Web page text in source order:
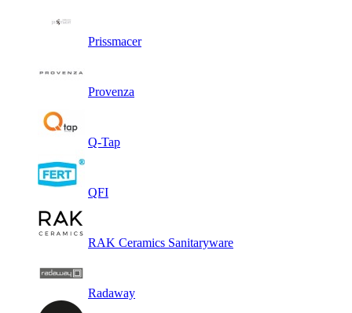
Prissmacer
Provenza
Q-Tap
QFI
RAK Ceramics Sanitaryware
Radaway